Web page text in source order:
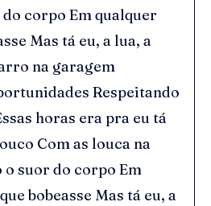
corpo Em qualquer
Mas tá eu, a lua, a
na garagem
Respeitando
horas era pra eu tá
Com as louca na
o suor do corpo Em
bobeasse Mas tá eu, a